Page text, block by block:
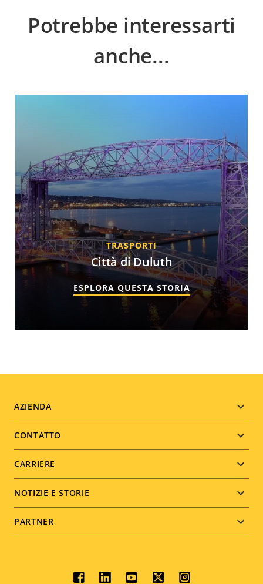
Potrebbe interessarti
anche...
TRASPORTI
Città di Duluth
ESPLORA QUESTA STORIA
Footer
menu
AZIENDA
CONTATTO
CARRIERE
NOTIZIE E STORIE
PARTNER